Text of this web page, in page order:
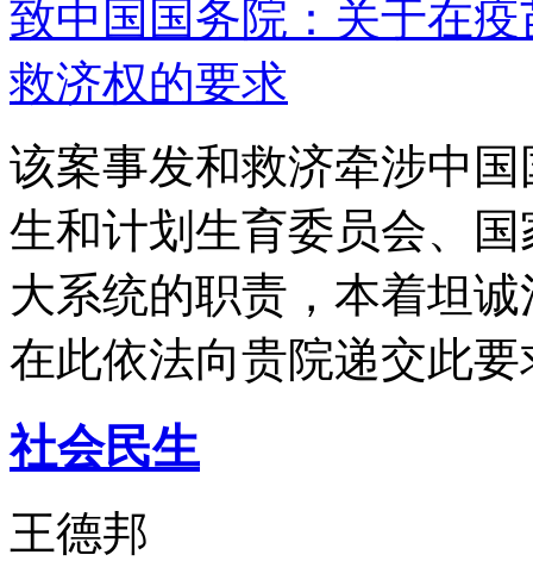
致中国国务院：关于在
救济权的要求
该案事发和救济牵涉中
生和计划生育委员会、
大系统的职责，本着坦
在此依法向贵院递交此要
社会民生
王德邦